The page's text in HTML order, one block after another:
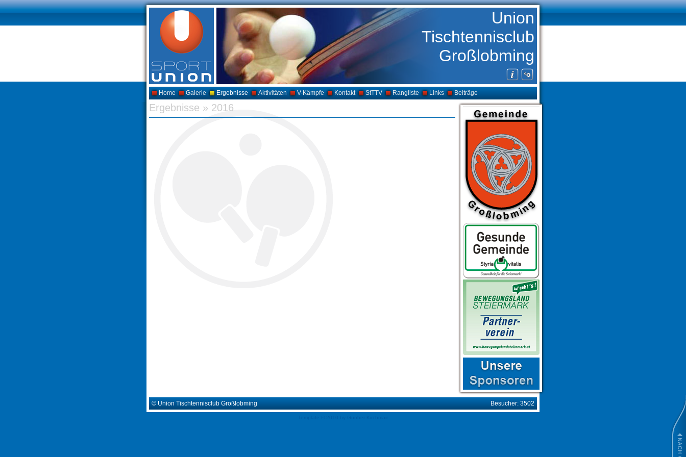
Union
Tischtennisclub
Großlobming
Home Galerie Ergebnisse Aktivitäten V-Kämpfe Kontakt StTTV Rangliste Links Beiträge
Ergebnisse » 2016
© Union Tischtennisclub Großlobming Besucher: 3502